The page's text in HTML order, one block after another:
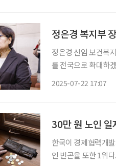
정은경 복지부
정은경 신임 보건복
를 전국으로 확대하
2025-07-22 17:07
30만 원 노인 일
한국이 경제협력개
인 빈곤율 또한 1위